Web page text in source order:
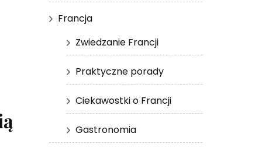
Francja
Zwiedzanie Francji
Praktyczne porady
Ciekawostki o Francji
Gastronomia